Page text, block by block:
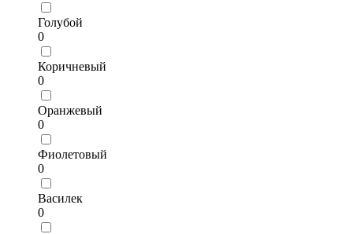
Голубой
0
Коричневый
0
Оранжевый
0
Фиолетовый
0
Василек
0